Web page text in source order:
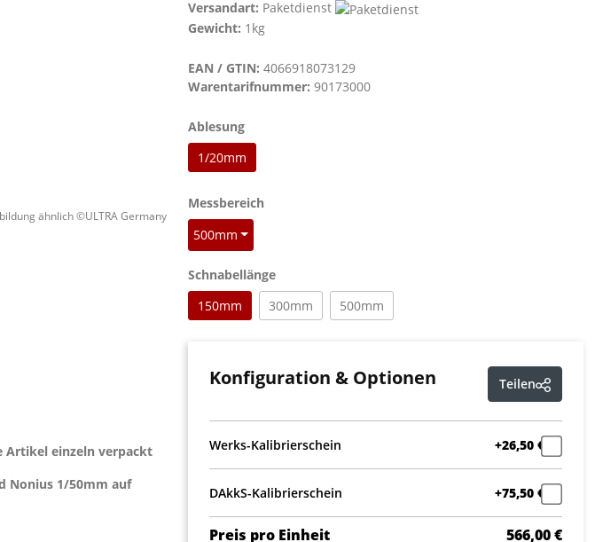
ähnlich ©ULTRA Germany
Artikel einzeln verpackt
Nonius 1/50mm auf
Versandart: Paketdienst
Gewicht: 1kg
EAN / GTIN: 4066918073129
Warentarifnummer: 90173000
Ablesungauswählen
1/20mm
Messbereichauswählen
500mm
Schnabellängeauswählen
150mm
300mm 500mm
Konfiguration & Optionen Teilen
Werks-Kalibrierschein +26,50 €
DAkkS-Kalibrierschein +75,50 €
Preis pro Einheit 566,00 €